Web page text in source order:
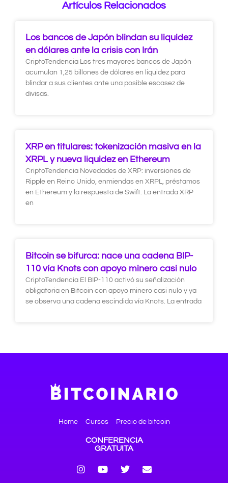
Artículos Relacionados
Los bancos de Japón blindan su liquidez
en dólares ante la crisis con Irán
CriptoTendencia Los tres mayores bancos de Japón
acumulan 1,25 billones de dólares en liquidez para
blindar a sus clientes ante una posible escasez de
divisas.
XRP en titulares: tokenización masiva en la
XRPL y nueva liquidez en Ethereum
CriptoTendencia Novedades de XRP: inversiones de
Ripple en Reino Unido, enmiendas en XRPL, préstamos
en Ethereum y la respuesta de Swift. La entrada XRP
en
Bitcoin se bifurca: nace una cadena BIP-
110 vía Knots con apoyo minero casi nulo
CriptoTendencia El BIP-110 activó su señalización
obligatoria en Bitcoin con apoyo minero casi nulo y ya
se observa una cadena escindida vía Knots. La entrada
Home Cursos Precio de bitcoin
CONFERENCIA
GRATUITA